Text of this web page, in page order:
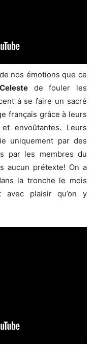
nos émotions que ce
Celeste de fouler les
à se faire un sacré
français grâce à leurs
envoûtantes. Leurs
uniquement par des
par les membres du
aucun prétexte! On a
la tronche le mois
avec plaisir qu’on y